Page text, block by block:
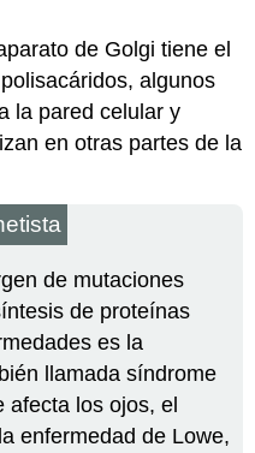
de Golgi tiene el
algunos
la pared celular y
en otras partes de la
de mutaciones
de proteínas
es la
llamada síndrome
afecta los ojos, el
enfermedad de Lowe,